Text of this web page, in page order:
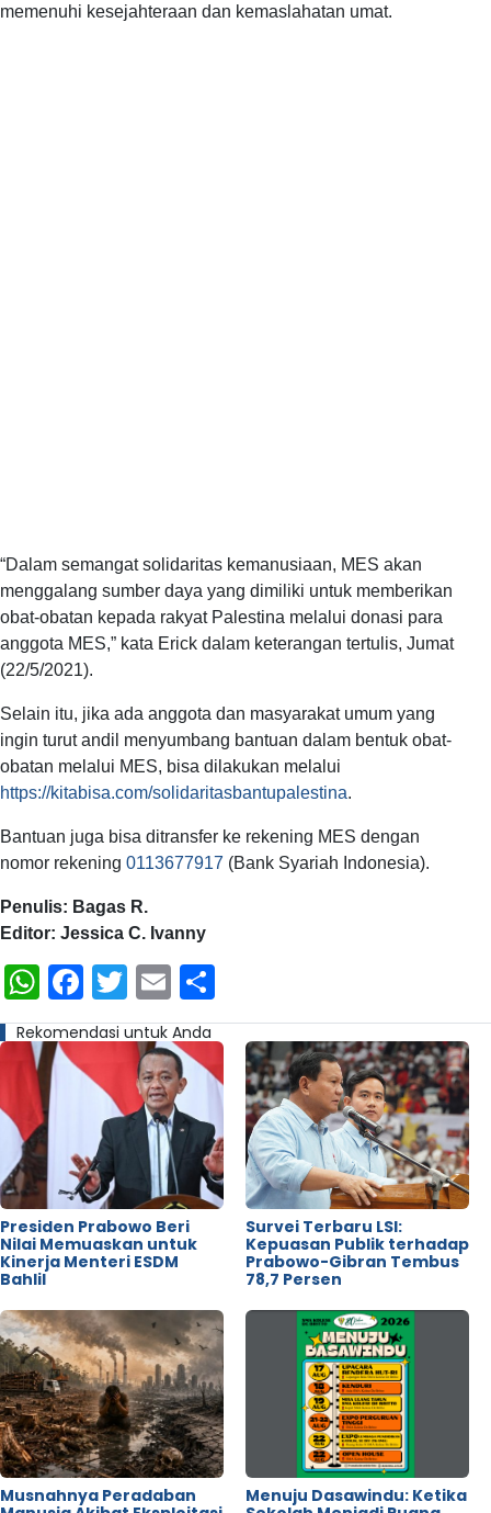
memenuhi kesejahteraan dan kemaslahatan umat.
“Dalam semangat solidaritas kemanusiaan, MES akan
menggalang sumber daya yang dimiliki untuk memberikan
obat-obatan kepada rakyat Palestina melalui donasi para
anggota MES,” kata Erick dalam keterangan tertulis, Jumat
(22/5/2021).
Selain itu, jika ada anggota dan masyarakat umum yang
ingin turut andil menyumbang bantuan dalam bentuk obat-
obatan melalui MES, bisa dilakukan melalui
https://kitabisa.com/solidaritasbantupalestina.
Bantuan juga bisa ditransfer ke rekening MES dengan
nomor rekening 0113677917 (Bank Syariah Indonesia).
Penulis: Bagas R.
Editor: Jessica C. Ivanny
WhatsApp
Facebook
Twitter
Email
Rekomendasi untuk Anda
Presiden Prabowo Beri
Nilai Memuaskan untuk
Kinerja Menteri ESDM
Bahlil
Survei Terbaru LSI:
Kepuasan Publik terhadap
Prabowo-Gibran Tembus
78,7 Persen
Musnahnya Peradaban
Menuju Dasawindu: Ketika